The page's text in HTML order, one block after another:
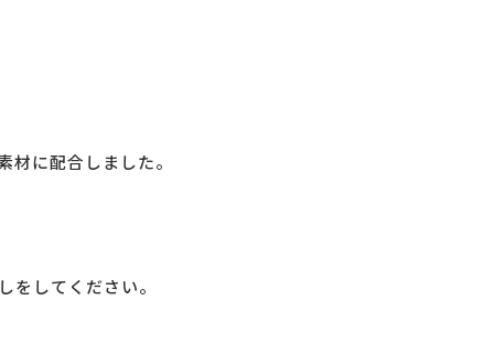
に配合しました。
してください。